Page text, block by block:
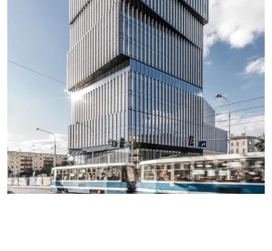
SEE MORE PROJECTS